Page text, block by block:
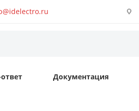
Документация